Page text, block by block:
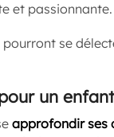
et passionnante.
se
un
approfondir ses